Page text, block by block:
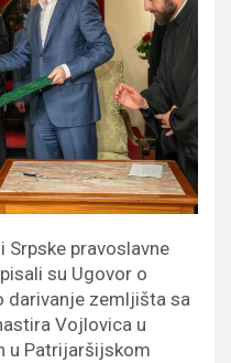
Srpske pravoslavne
su Ugovor o
darivanje zemljišta sa
Vojlovica u
u Patrijaršijskom